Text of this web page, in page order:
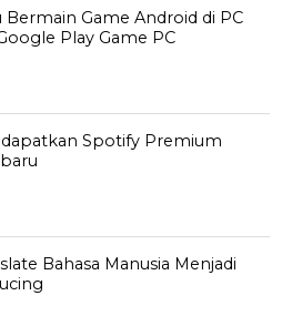
Bermain Game Android di PC
Play Game PC
Spotify Premium
Bahasa Manusia Menjadi